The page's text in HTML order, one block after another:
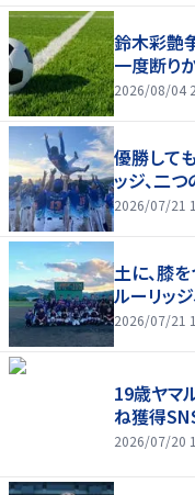
鈴木彩艶
一度断り
2026/08/04
優勝して
ッジ、二つ
2026/07/21
土に、膝
ルーリッジ
2026/07/21
19歳ヤマ
ね獲得
2026/07/20